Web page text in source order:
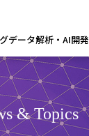
データ解析・AI開発
& Topics